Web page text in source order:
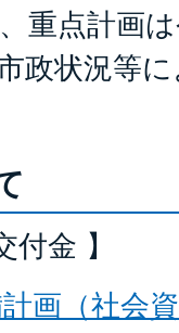
重点計画
政状況等
付金 】
画（社会